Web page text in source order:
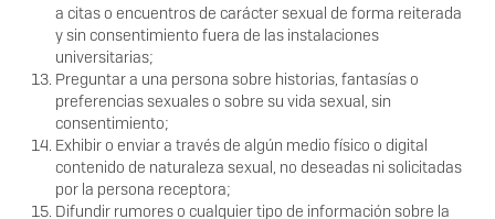
a citas o encuentros de carácter sexual de forma reiterada
y sin consentimiento fuera de las instalaciones
universitarias;
Preguntar a una persona sobre historias, fantasías o
preferencias sexuales o sobre su vida sexual, sin
consentimiento;
Exhibir o enviar a través de algún medio físico o digital
contenido de naturaleza sexual, no deseadas ni solicitadas
por la persona receptora;
Difundir rumores o cualquier tipo de información sobre la